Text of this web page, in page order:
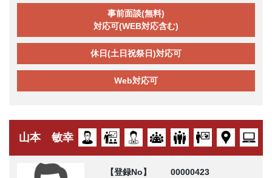
事前面談(無料)
対応可(WEB対応含む)
休日(土日祝祭日)対応可
Web対応可
山本 敏幸
【登録No】
00000423